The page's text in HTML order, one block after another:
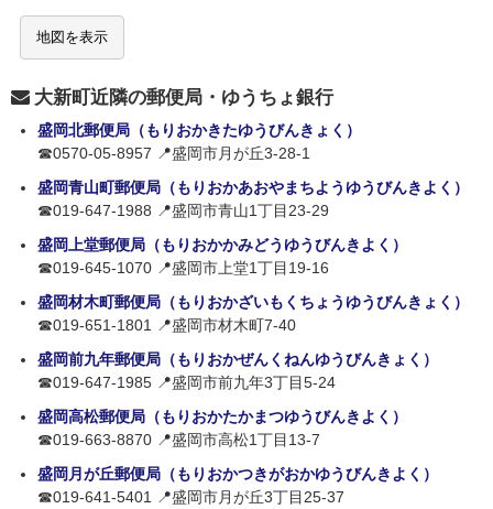
地図を表示
大新町近隣の郵便局・ゆうちょ銀行
盛岡北郵便局（もりおかきたゆうびんきょく）
☎0570-05-8957 📍盛岡市月が丘3-28-1
盛岡青山町郵便局（もりおかあおやまちようゆうびんきよく）
☎019-647-1988 📍盛岡市青山1丁目23-29
盛岡上堂郵便局（もりおかかみどうゆうびんきよく）
☎019-645-1070 📍盛岡市上堂1丁目19-16
盛岡材木町郵便局（もりおかざいもくちょうゆうびんきょく）
☎019-651-1801 📍盛岡市材木町7-40
盛岡前九年郵便局（もりおかぜんくねんゆうびんきょく）
☎019-647-1985 📍盛岡市前九年3丁目5-24
盛岡高松郵便局（もりおかたかまつゆうびんきよく）
☎019-663-8870 📍盛岡市高松1丁目13-7
盛岡月が丘郵便局（もりおかつきがおかゆうびんきよく）
☎019-641-5401 📍盛岡市月が丘3丁目25-37